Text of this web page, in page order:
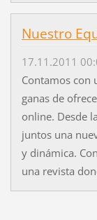
Nuestro
17.11.2011
Contamos con
ganas de
online. Desde
juntos una
y dinámica.
una revista